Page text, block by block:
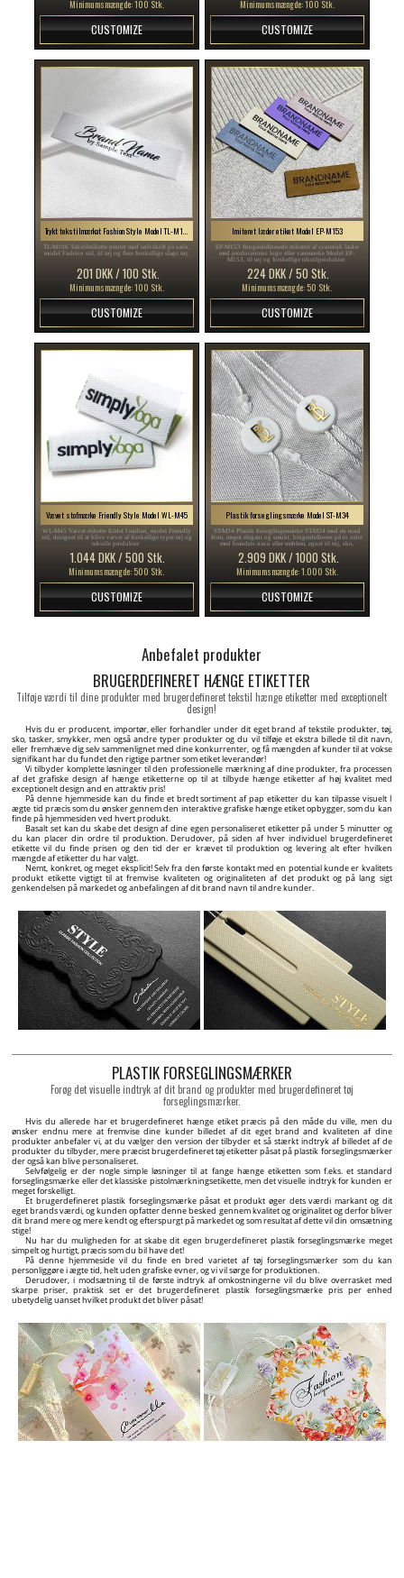
Minimumsmængde: 100 Stk.
CUSTOMIZE
Minimumsmængde: 100 Stk.
CUSTOMIZE
Trykt tekstilmærkat Fashion Style Model TL-M106
TL-M106 Tekstiletikette printet med sølvskrift på satin,
model Fashion stil, til tøj og flere forskellige slags tøj.
201 DKK / 100 Stk.
Minimumsmængde: 100 Stk.
CUSTOMIZE
Imiteret læder etiket Model EP-M153
EP-M153 Brugerdefinerede etiketter af syntetisk læder
med producentens logo eller varemærke Model EP-
M153, til tøj og forskellige tekstilprodukter.
224 DKK / 50 Stk.
Minimumsmængde: 50 Stk.
CUSTOMIZE
Vævet stofmærke Friendly Style Model WL-M45
WL-M45 Vævet etikette foldet I midten, model Friendly
stil, designet til at blive vævet af forskellige typer tøj og
tekstile produkter.
1.044 DKK / 500 Stk.
Minimumsmængde: 500 Stk.
CUSTOMIZE
Plastik forseglingsmærke Model ST-M34
ST-M34 Plastik forseglingsmærke ST-M34 med en rund
form, meget elegant og smukt, brugerdefineret på to sider
med brandets navn eller emblem, egnet til tøj, sko,
2.909 DKK / 1000 Stk.
Minimumsmængde: 1.000 Stk.
CUSTOMIZE
Anbefalet produkter
BRUGERDEFINERET HÆNGE ETIKETTER
Tilføje værdi til dine produkter med brugerdefineret tekstil hænge etiketter med exceptionelt
design!
Hvis du er producent, importør, eller forhandler under dit eget brand af tekstile produkter, tøj,
sko, tasker, smykker, men også andre typer produkter og du vil tilføje et ekstra billede til dit navn,
eller fremhæve dig selv sammenlignet med dine konkurrenter, og få mængden af kunder til at vokse
signifikant har du fundet den rigtige partner som etiket leverandør!
Vi tilbyder komplette løsninger til den professionelle mærkning af dine produkter, fra processen
af det grafiske design af hænge etiketterne op til at tilbyde hænge etiketter af høj kvalitet med
exceptionelt design and en attraktiv pris!
På denne hjemmeside kan du finde et bredt sortiment af pap etiketter du kan tilpasse visuelt I
ægte tid præcis som du ønsker gennem den interaktive grafiske hænge etiket opbygger, som du kan
finde på hjemmesiden ved hvert produkt.
Basalt set kan du skabe det design af dine egen personaliseret etiketter på under 5 minutter og
du kan placer din ordre til produktion. Derudover, på siden af hver individuel brugerdefineret
etikette vil du finde prisen og den tid der er krævet til produktion og levering alt efter hvilken
mængde af etiketter du har valgt.
Nemt, konkret, og meget eksplicit! Selv fra den første kontakt med en potential kunde er kvalitets
produkt etikette vigtigt til at fremvise kvaliteten og originaliteten af det produkt og på lang sigt
genkendelsen på markedet og anbefalingen af dit brand navn til andre kunder.
PLASTIK FORSEGLINGSMÆRKER
Forøg det visuelle indtryk af dit brand og produkter med brugerdefineret tøj
forseglingsmærker.
Hvis du allerede har et brugerdefineret hænge etiket præcis på den måde du ville, men du
ønsker endnu mere at fremvise dine kunder billedet af dit eget brand and kvaliteten af dine
produkter anbefaler vi, at du vælger den version der tilbyder et så stærkt indtryk af billedet af de
produkter du tilbyder, mere præcist brugerdefineret tøj etiketter påsat på plastik forseglingsmærker
der også kan blive personaliseret.
Selvfølgelig er der nogle simple løsninger til at fange hænge etiketten som f.eks. et standard
forseglingsmærke eller det klassiske pistolmærkningsetikette, men det visuelle indtryk for kunden er
meget forskelligt.
Et brugerdefineret plastik forseglingsmærke påsat et produkt øger dets værdi markant og dit
eget brands værdi, og kunden opfatter denne besked gennem kvalitet og originalitet og derfor bliver
dit brand mere og mere kendt og efterspurgt på markedet og som resultat af dette vil din omsætning
stige!
Nu har du muligheden for at skabe dit egen brugerdefineret plastik forseglingsmærke meget
simpelt og hurtigt, præcis som du bil have det!
På denne hjemmeside vil du finde en bred varietet af tøj forseglingsmærker som du kan
personliggøre i ægte tid, helt uden grafiske evner, og vi vil sørge for produktionen.
Derudover, i modsætning til de første indtryk af omkostningerne vil du blive overrasket med
skarpe priser, praktisk set er det brugerdefineret plastik forseglingsmærke pris per enhed
ubetydelig uanset hvilket produkt det bliver påsat!